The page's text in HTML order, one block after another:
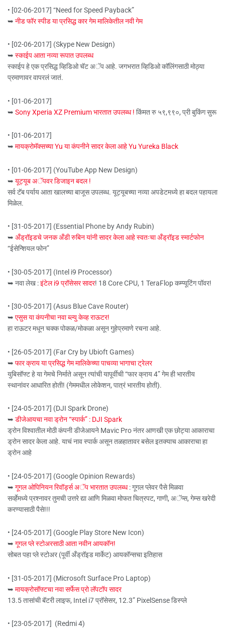
• [02-06-2017] “Need for Speed Payback”
➥ नीड फॉर स्पीड या प्रसिद्ध कार गेम मालिकेतील नवी गेम
• [02-06-2017] (Skype New Design)
➥ स्काईप आता नव्या रूपात उपलब्ध
स्काईप हे एक प्रसिद्ध व्हिडिओ चॅट अॅप आहे. जगभरात व्हिडिओ कॉलिंगसाठी मोठ्या
प्रमाणावर वापरलं जातं.
• [01-06-2017]
➥ Sony Xperia XZ Premium भारतात उपलब्ध ! किंमत रु ५९,९९०, प्री बुकिंग सुरू
• [01-06-2017]
➥ मायक्रोमॅक्सच्या Yu या कंपनीने सादर केला आहे Yu Yureka Black
• [01-06-2017] (YouTube App New Design)
➥ यूट्यूब अॅपवर डिजाइन बदल !
सर्व टॅब पर्याय आता खालच्या बाजूस उपलब्ध. यूट्यूबच्या नव्या अपडेटमध्ये हा बदल पहायला
मिळेल.
• [31-05-2017] (Essential Phone by Andy Rubin)
➥ अँड्रॉइडचे जनक अँडी रुबिन यांनी सादर केला आहे स्वतःचा अँड्रॉइड स्मार्टफोन
“ईसेन्शियल फोन”
• [30-05-2017] (Intel i9 Processor)
➥ नवा लेख :इंटेल i9 प्रॉसेसर सादर! 18 Core CPU, 1 TeraFlop कम्प्यूटिंग पॉवर!
• [30-05-2017] (Asus Blue Cave Router)
➥ एसुस या कंपनीचा नवा ब्ल्यु केव्ह राऊटर!
हा राऊटर मधून चक्क पोकळ/मोकळा असून गुहेप्रमाणे रचना आहे.
• [26-05-2017] (Far Cry by Ubioft Games)
➥ फार क्राय या प्रसिद्ध गेम मालिकेच्या पाचव्या भागाचा ट्रेलर
युबिसॉफ्ट हे या गेमचे निर्माते असून त्यांची यापूर्वीची “फार क्राय 4” गेम ही भारतीय
स्थानांवर आधारित होती! (गेममधील लोकेशन, पात्रं भारतीय होती).
• [24-05-2017] (DJI Spark Drone)
➥ डीजेआयचा नवा ड्रोन “स्पार्क” : DJI Spark
ड्रोन विश्वातील मोठी कंपनी डीजेआयने Mavic Pro नंतर आणखी एक छोट्या आकाराचा
ड्रोन सादर केला आहे. याचं नाव स्पार्क असून तळहातावर बसेल इतक्याच आकाराचा हा
ड्रोन आहे
• [24-05-2017] (Google Opinion Rewards)
➥ गूगल ओपिनियन रिवॉर्ड्स अॅप भारतात उपलब्ध: गूगल प्लेवर पैसे मिळवा
सर्व्हेमध्ये प्रश्नावर तुमची उत्तरे द्या आणि मिळवा मोफत चित्रपट, गाणी, अॅप्स, गेम्स खरेदी
करण्यासाठी पैसे!!!
• [24-05-2017] (Google Play Store New Icon)
➥ गूगल प्ले स्टोअरसाठी आता नवीन आयकॉन!
सोबत पहा प्ले स्टोअर (पूर्वी अँड्रॉइड मार्केट) आयकॉन्सचा इतिहास
• [31-05-2017] (Microsoft Surface Pro Laptop)
➥ मायक्रोसॉफ्टचा नवा सर्फेस प्रो लॅपटॉप सादर
13.5 तासांची बॅटरी लाइफ, Intel i7 प्रॉसेसर, 12.3” PixelSense डिस्प्ले
• [23-05-2017] (Redmi 4)